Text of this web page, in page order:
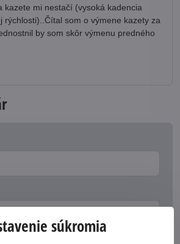
kazete mi nestačí (vysoká kadencia
rýchlosti)..Čítal som o výmene kazety za
by som skôr výmenu predného
súkromia